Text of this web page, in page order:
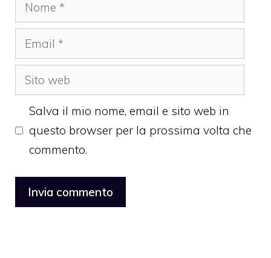
Email
Sito
web
Salva il mio nome, email e sito web in
questo browser per la prossima volta che
commento.